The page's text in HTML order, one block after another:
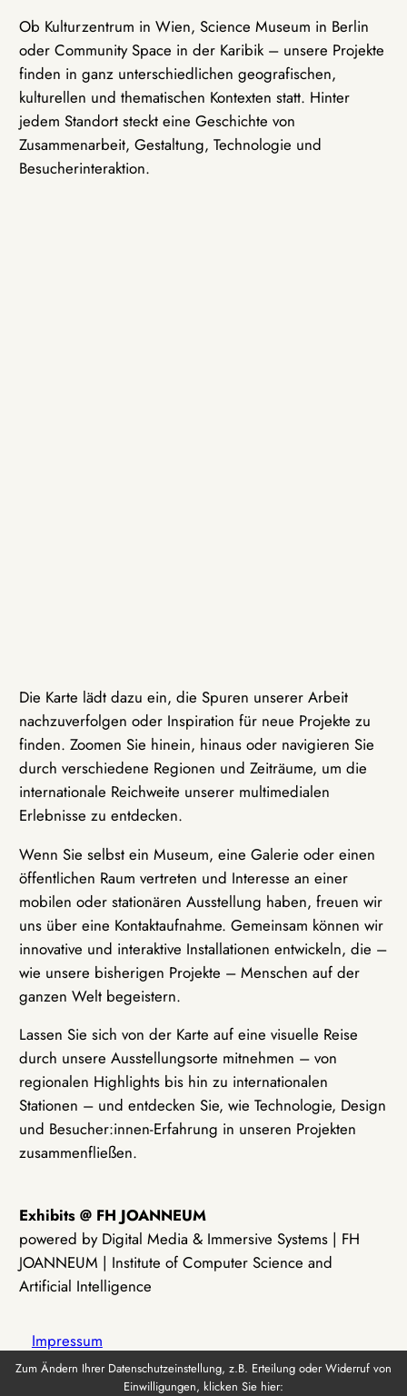
Ob Kulturzentrum in Wien, Science Museum in Berlin
oder Community Space in der Karibik – unsere Projekte
finden in ganz unterschiedlichen geografischen,
kulturellen und thematischen Kontexten statt. Hinter
jedem Standort steckt eine Geschichte von
Zusammenarbeit, Gestaltung, Technologie und
Besucherinteraktion.
Die Karte lädt dazu ein, die Spuren unserer Arbeit
nachzuverfolgen oder Inspiration für neue Projekte zu
finden. Zoomen Sie hinein, hinaus oder navigieren Sie
durch verschiedene Regionen und Zeiträume, um die
internationale Reichweite unserer multimedialen
Erlebnisse zu entdecken.
Wenn Sie selbst ein Museum, eine Galerie oder einen
öffentlichen Raum vertreten und Interesse an einer
mobilen oder stationären Ausstellung haben, freuen wir
uns über eine Kontaktaufnahme. Gemeinsam können wir
innovative und interaktive Installationen entwickeln, die –
wie unsere bisherigen Projekte – Menschen auf der
ganzen Welt begeistern.
Lassen Sie sich von der Karte auf eine visuelle Reise
durch unsere Ausstellungsorte mitnehmen – von
regionalen Highlights bis hin zu internationalen
Stationen – und entdecken Sie, wie Technologie, Design
und Besucher:innen-Erfahrung in unseren Projekten
zusammenfließen.
Exhibits @ FH JOANNEUM
powered by Digital Media & Immersive Systems | FH
JOANNEUM | Institute of Computer Science and
Artificial Intelligence
Impressum
Zum Ändern Ihrer Datenschutzeinstellung, z.B. Erteilung oder Widerruf von
Einwilligungen, klicken Sie hier: